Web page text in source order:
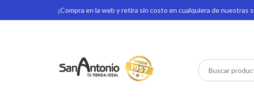
¡Compra en la web y retira sin costo en cualquiera de nuestras